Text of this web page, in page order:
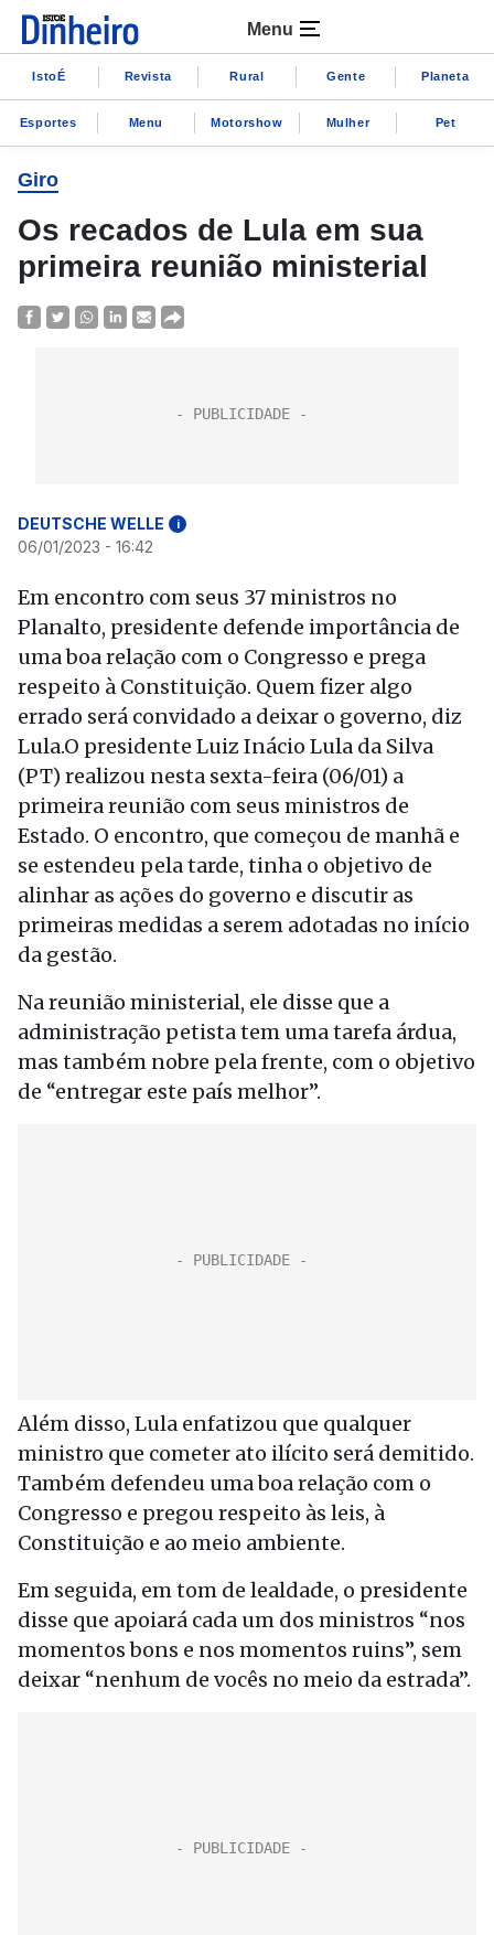
Menu
IstoÉ Revista Rural Gente Planeta
Esportes Menu Motorshow Mulher Pet
Giro
Os recados de Lula em sua
primeira reunião ministerial
DEUTSCHE WELLE i
06/01/2023 - 16:42
Em encontro com seus 37 ministros no
Planalto, presidente defende importância de
uma boa relação com o Congresso e prega
respeito à Constituição. Quem fizer algo
errado será convidado a deixar o governo, diz
Lula.O presidente Luiz Inácio Lula da Silva
(PT) realizou nesta sexta-feira (06/01) a
primeira reunião com seus ministros de
Estado. O encontro, que começou de manhã e
se estendeu pela tarde, tinha o objetivo de
alinhar as ações do governo e discutir as
primeiras medidas a serem adotadas no início
da gestão.
Na reunião ministerial, ele disse que a
administração petista tem uma tarefa árdua,
mas também nobre pela frente, com o objetivo
de “entregar este país melhor”.
Além disso, Lula enfatizou que qualquer
ministro que cometer ato ilícito será demitido.
Também defendeu uma boa relação com o
Congresso e pregou respeito às leis, à
Constituição e ao meio ambiente.
Em seguida, em tom de lealdade, o presidente
disse que apoiará cada um dos ministros “nos
momentos bons e nos momentos ruins”, sem
deixar “nenhum de vocês no meio da estrada”.